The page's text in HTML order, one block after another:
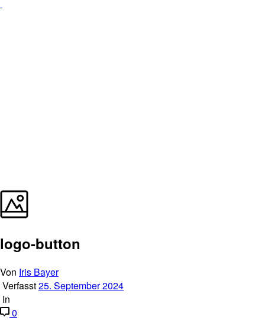
logo-button
Von Iris Bayer
Verfasst25. September 2024
In
0